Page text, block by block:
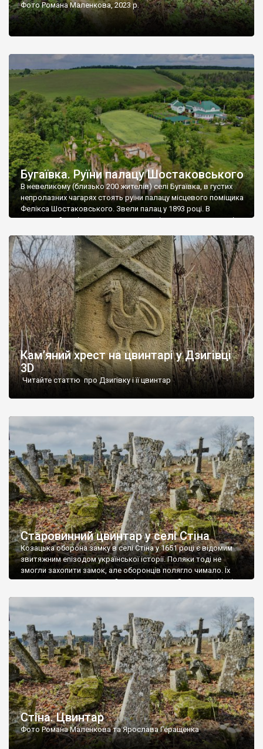
Фото Романа Маленкова, 2023 р.
Бугаївка. Руїни палацу Шостаковського
В невеликому (близько 200 жителів) селі Бугаївка, в густих
непролазних чагарях стоять руїни палацу місцевого поміщика
Фелікса Шостаковського. Звели палац у 1893 році. В
радянський період у ньому спочатку містилася школа, потім
століття тут розмістили туберкульозну лікарню. Коли із
палацу виїхала лікарня – ми точно не […]
Кам’яний хрест на цвинтарі у Дзигівці
3D
Читайте статтю про Дзигівку і її цвинтар
Старовинний цвинтар у селі Стіна
Козацька оборона замку в селі Стіна у 1651 році є відомим
звитяжним епізодом української історії. Поляки тоді не
змогли захопити замок, але оборонців полягло чимало. Їх
поховали на цвинтарі, який тоді називався Замковим. Нині на
ньому чимало хрестів 19 століття, є такі, де епітафії стер […]
Стіна. Цвинтар
Фото Романа Маленкова та Ярослава Геращенка